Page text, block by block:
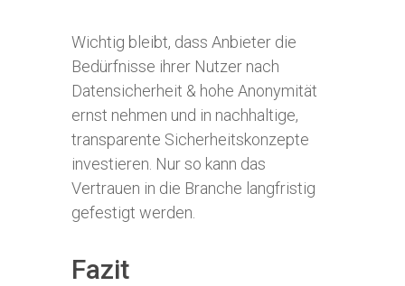
Wichtig bleibt, dass Anbieter die
Bedürfnisse ihrer Nutzer nach
Datensicherheit & hohe Anonymität
ernst nehmen und in nachhaltige,
transparente Sicherheitskonzepte
investieren. Nur so kann das
Vertrauen in die Branche langfristig
gefestigt werden.
Fazit